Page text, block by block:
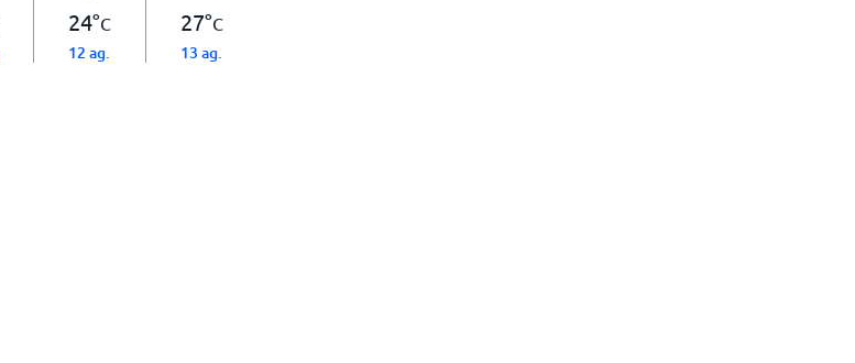
24°C
12 ag.
27°C
13 ag.